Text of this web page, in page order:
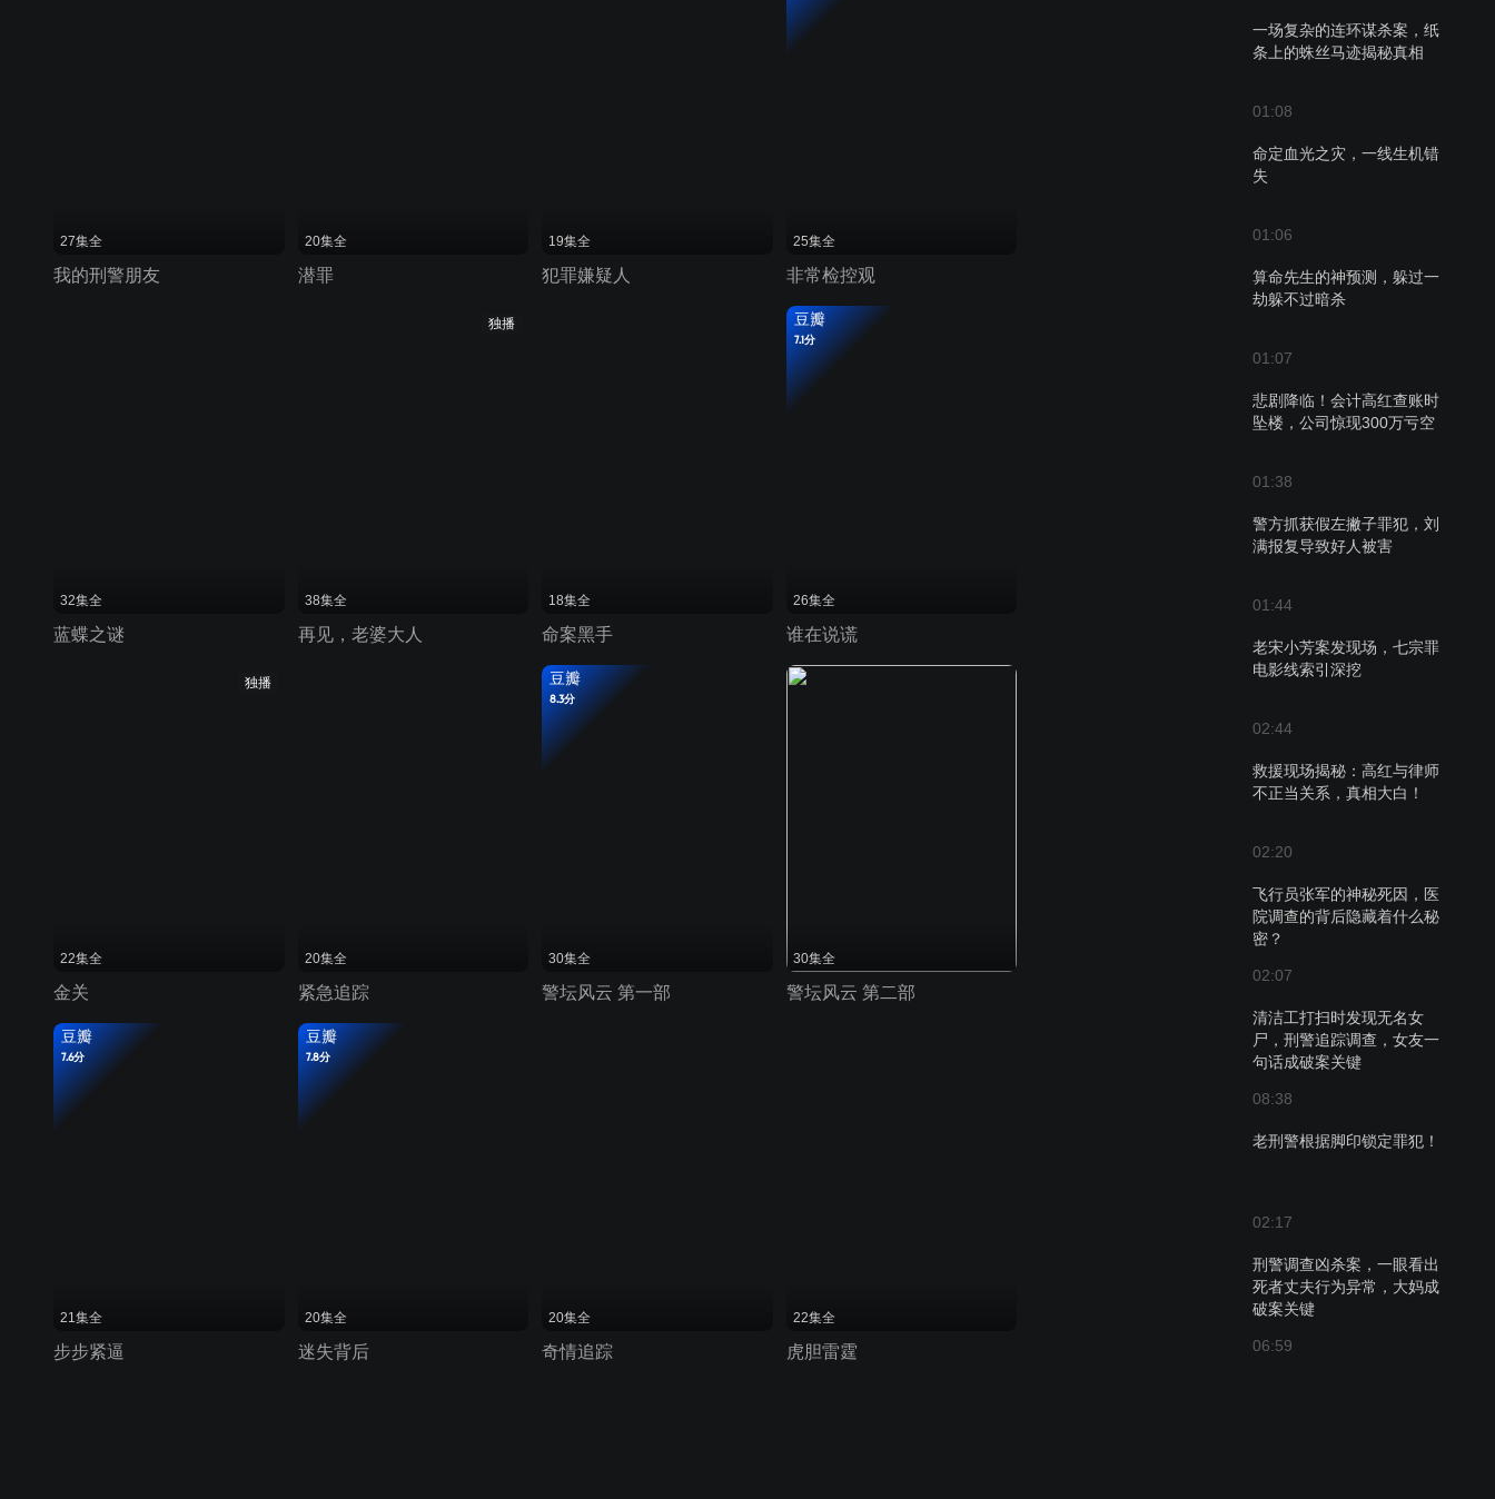
一场复杂的连环谋杀案，纸
条上的蛛丝马迹揭秘真相
01:08
命定血光之灾，一线生机错
失
01:06
算命先生的神预测，躲过一
劫躲不过暗杀
01:07
悲剧降临！会计高红查账时
坠楼，公司惊现300万亏空
01:38
警方抓获假左撇子罪犯，刘
满报复导致好人被害
01:44
老宋小芳案发现场，七宗罪
电影线索引深挖
02:44
救援现场揭秘：高红与律师
不正当关系，真相大白！
02:20
飞行员张军的神秘死因，医
院调查的背后隐藏着什么秘
密？
02:07
清洁工打扫时发现无名女
尸，刑警追踪调查，女友一
句话成破案关键
08:38
老刑警根据脚印锁定罪犯！
02:17
刑警调查凶杀案，一眼看出
死者丈夫行为异常，大妈成
破案关键
06:59
27集全
我的刑警朋友
20集全
潜罪
19集全
犯罪嫌疑人
25集全
非常检控观
32集全
蓝蝶之谜
独播
38集全
再见，老婆大人
18集全
命案黑手
豆瓣
7.1分
26集全
谁在说谎
独播
22集全
金关
20集全
紧急追踪
豆瓣
8.3分
30集全
警坛风云 第一部
30集全
警坛风云 第二部
豆瓣
7.6分
21集全
步步紧逼
豆瓣
7.8分
20集全
迷失背后
20集全
奇情追踪
22集全
虎胆雷霆